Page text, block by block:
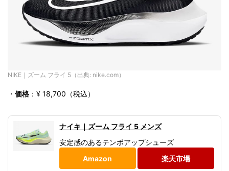
NIKE｜ズーム フライ 5（出典: nike.com）
・ 価格 ：¥ 18,700 （税込）
ナイキ｜ズーム フライ 5 メンズ
安定感のあるテンポアップシューズ
Amazon
楽天市場